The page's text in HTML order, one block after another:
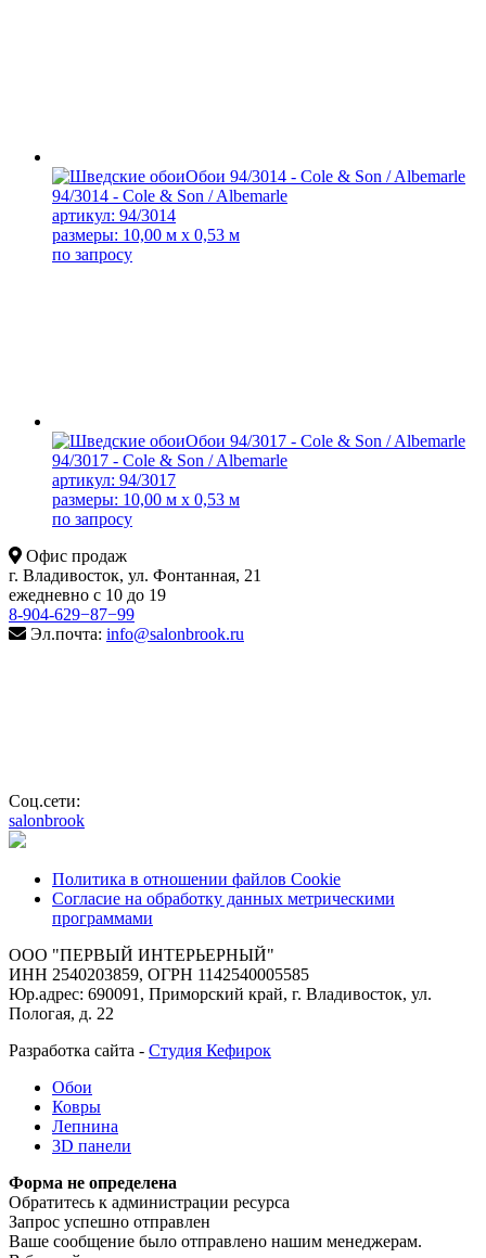
94/3014 - Cole & Son / Albemarle
артикул: 94/3014
размеры: 10,00 м x 0,53 м
по запросу
94/3017 - Cole & Son / Albemarle
артикул: 94/3017
размеры: 10,00 м x 0,53 м
по запросу
Офис продаж
г. Владивосток, ул. Фонтанная, 21
ежедневно с 10 до 19
8-904-629−87−99
Эл.почта: info@salonbrook.ru
Соц.сети:
salonbrook
Политика в отношении файлов Cookie
Согласие на обработку данных метрическими
программами
ООО "ПЕРВЫЙ ИНТЕРЬЕРНЫЙ"
ИНН 2540203859, ОГРН 1142540005585
Юр.адрес: 690091, Приморский край, г. Владивосток, ул.
Пологая, д. 22
Разработка сайта - Студия Кефирок
Обои
Ковры
Лепнина
3D панели
Форма не определена
Обратитесь к администрации ресурса
Запрос успешно отправлен
Ваше сообщение было отправлено нашим менеджерам.